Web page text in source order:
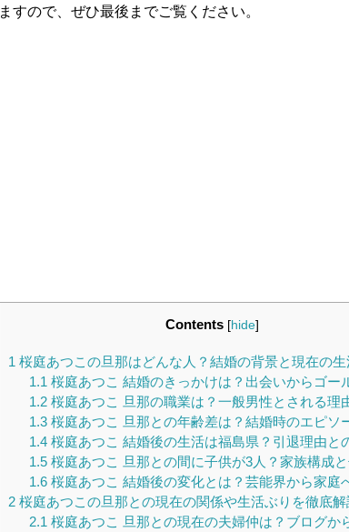
ますので、ぜひ最後までご覧ください。
Contents [hide]
1 桜庭あつこの旦那はどんな人？結婚の背景と現在の生
1.1 桜庭あつこ 結婚のきっかけは？出会いからゴー
1.2桜庭あつこ 旦那の職業は？一般男性とされる理
1.3桜庭あつこ 旦那との年齢差は？結婚時のエピソ
1.4桜庭あつこ 結婚後の生活は福島県？引退理由と
1.5桜庭あつこ 旦那との間に子供が3人？家族構成
1.6桜庭あつこ 結婚後の変化とは？芸能界から家庭
2 桜庭あつこの旦那との現在の関係や生活ぶりを徹底解
2.1 桜庭あつこ 旦那との現在の夫婦仲は？ブログか